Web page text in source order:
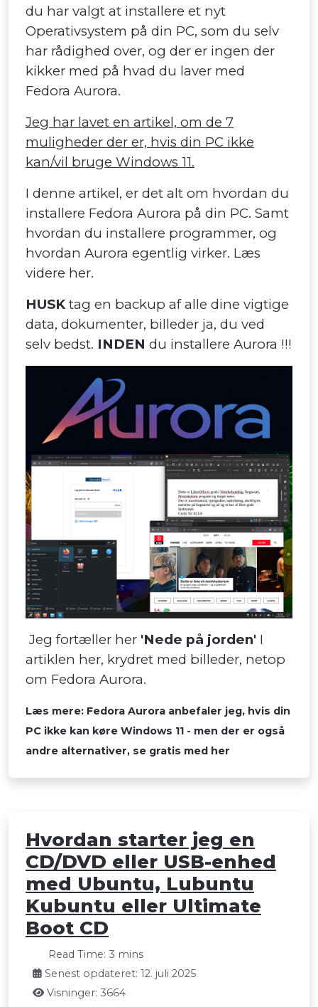
du har valgt at installere et nyt
Operativsystem på din PC, som du selv
har rådighed over, og der er ingen der
kikker med på hvad du laver med
Fedora Aurora.
Jeg har lavet en artikel, om de 7
muligheder der er, hvis din PC ikke
kan/vil bruge Windows 11.
I denne artikel, er det alt om hvordan du
installere Fedora Aurora på din PC. Samt
hvordan du installere programmer, og
hvordan Aurora egentlig virker. Læs
videre her.
HUSKtag en backup af alle dine vigtige
data, dokumenter, billeder ja, du ved
selv bedst. INDEN du installere Aurora !!!
Jeg fortæller her 'Nede på jorden' I
artiklen her, krydret med billeder, netop
om Fedora Aurora.
Læs mere: Fedora Aurora anbefaler jeg, hvis din
PC ikke kan køre Windows 11 - men der er også
andre alternativer, se gratis med her
Hvordan starter jeg en
CD/DVD eller USB-enhed
med Ubuntu, Lubuntu
Kubuntu eller Ultimate
Boot CD
Read Time: 3 mins
Senest opdateret: 12. juli 2025
Visninger: 3664